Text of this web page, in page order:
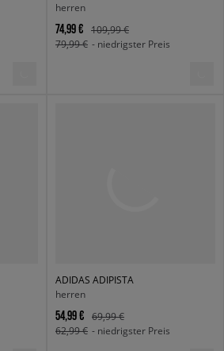
herren
74,99 €
109,99 €
79,99 € - niedrigster Preis
ADIDAS ADIPISTA
herren
54,99 €
69,99 €
62,99 € - niedrigster Preis